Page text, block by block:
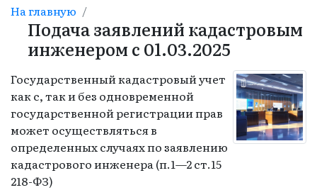
На главную
Подача заявлений кадастровым
инженером с 01.03.2025
Государственный кадастровый учет
как с, так и без одновременной
государственной регистрации прав
может осуществляться в
определенных случаях по заявлению
кадастрового инженера (п.1—2 ст.15
218-ФЗ)